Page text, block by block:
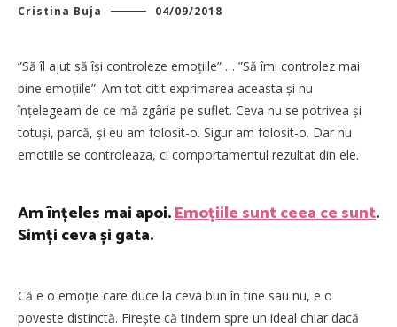
Cristina Buja
04/09/2018
”Să îl ajut să își controleze emoțiile” … ”Să îmi controlez mai
bine emoțiile”. Am tot citit exprimarea aceasta și nu
înțelegeam de ce mă zgâria pe suflet. Ceva nu se potrivea și
totuși, parcă, și eu am folosit-o. Sigur am folosit-o. Dar nu
emotiile se controleaza, ci comportamentul rezultat din ele.
Am înțeles mai apoi.Emoțiile sunt ceea ce sunt.
Simți ceva și gata.
Că e o emoție care duce la ceva bun în tine sau nu, e o
poveste distinctă. Firește că tindem spre un ideal chiar dacă